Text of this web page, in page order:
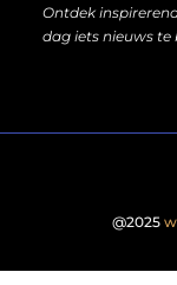
Ontdek
dag iets nieuws te
@2025